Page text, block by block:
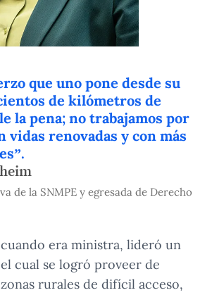
que uno pone desde su
de kilómetros de
la pena; no trabajamos por
vidas renovadas y con más
de la SNMPE y egresada de Derecho
era ministra, lideró un
cual se logró proveer de
rurales de difícil acceso,